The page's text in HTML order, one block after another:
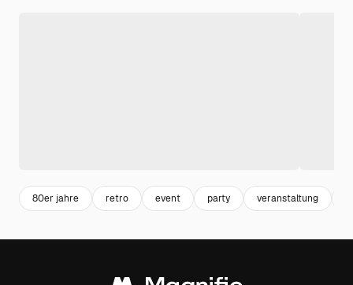
80er jahre retro event party veranstaltung